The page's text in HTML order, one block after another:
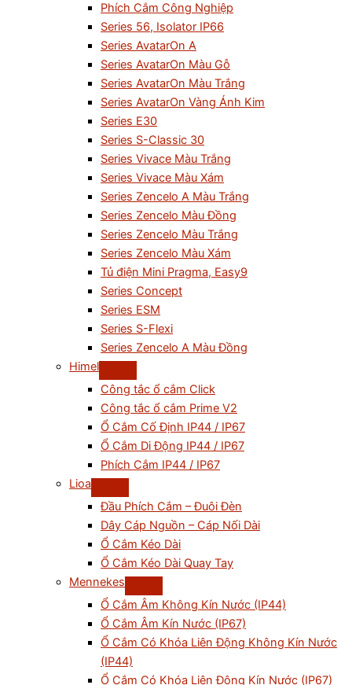
Phích Cắm Công Nghiệp
Series 56, Isolator IP66
Series AvatarOn A
Series AvatarOn Màu Gỗ
Series AvatarOn Màu Trắng
Series AvatarOn Vàng Ánh Kim
Series E30
Series S-Classic 30
Series Vivace Màu Trắng
Series Vivace Màu Xám
Series Zencelo A Màu Trắng
Series Zencelo Màu Đồng
Series Zencelo Màu Trắng
Series Zencelo Màu Xám
Tủ điện Mini Pragma, Easy9
Series Concept
Series ESM
Series S-Flexi
Series Zencelo A Màu Đồng
Himel
Công tắc ổ cắm Click
Công tắc ổ cắm Prime V2
Ổ Cắm Cố Định IP44 / IP67
Ổ Cắm Di Động IP44 / IP67
Phích Cắm IP44 / IP67
Lioa
Đầu Phích Cắm – Đuôi Đèn
Dây Cáp Nguồn – Cáp Nối Dài
Ổ Cắm Kéo Dài
Ổ Cắm Kéo Dài Quay Tay
Mennekes
Ổ Cắm Âm Không Kín Nước (IP44)
Ổ Cắm Âm Kín Nước (IP67)
Ổ Cắm Có Khóa Liên Động Không Kín Nước
(IP44)
Ổ Cắm Có Khóa Liên Động Kín Nước (IP67)